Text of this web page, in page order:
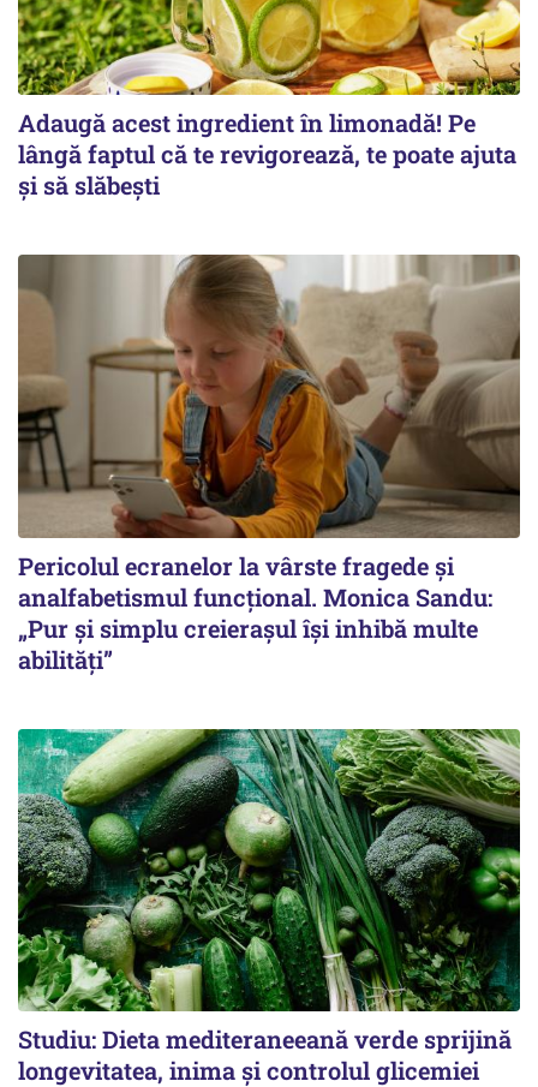
Adaugă acest ingredient în limonadă! Pe
lângă faptul că te revigorează, te poate ajuta
și să slăbești
Pericolul ecranelor la vârste fragede și
analfabetismul funcțional. Monica Sandu:
„Pur și simplu creierașul își inhibă multe
abilități”
Studiu: Dieta mediteraneeană verde sprijină
longevitatea, inima și controlul glicemiei